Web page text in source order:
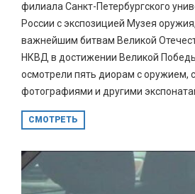
филиала Санкт-Петербургского
России с экспозицией Музея
важнейшим битвам Великой
НКВД в достижении Великой
осмотрели пять диорам с оружием,
фотографиями и другими
СМОТРЕТЬ